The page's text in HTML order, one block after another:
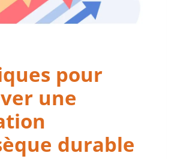
pour
une
durable